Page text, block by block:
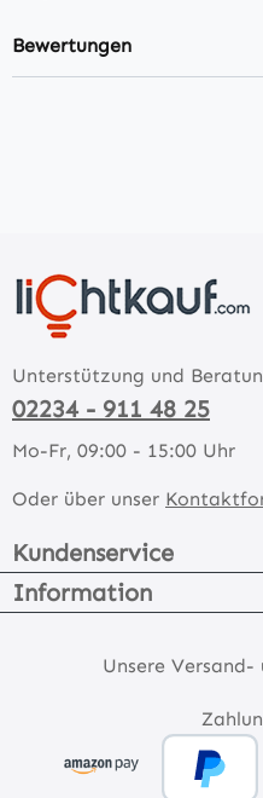
Bewertungen
Unterstützung und
02234 - 911 48 25
Mo-Fr, 09:00 - 15:00 Uhr
Oder über unser
Kundenservice
Information
Unsere